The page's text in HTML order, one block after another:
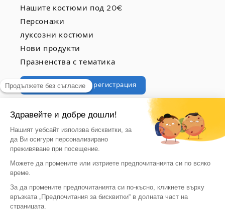
Нашите костюми под 20€
Персонажи
луксозни костюми
Нови продукти
Празненства с тематика
Професионална регистрация